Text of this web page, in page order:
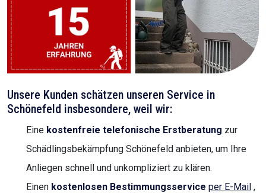
Unsere Kunden schätzen unseren Service in
Schönefeld insbesondere, weil wir:
Eine kostenfreie telefonische Erstberatung zur
Schädlingsbekämpfung Schönefeld anbieten, um Ihre
Anliegen schnell und unkompliziert zu klären.
Einen kostenlosen Bestimmungsservice per E-Mail ,